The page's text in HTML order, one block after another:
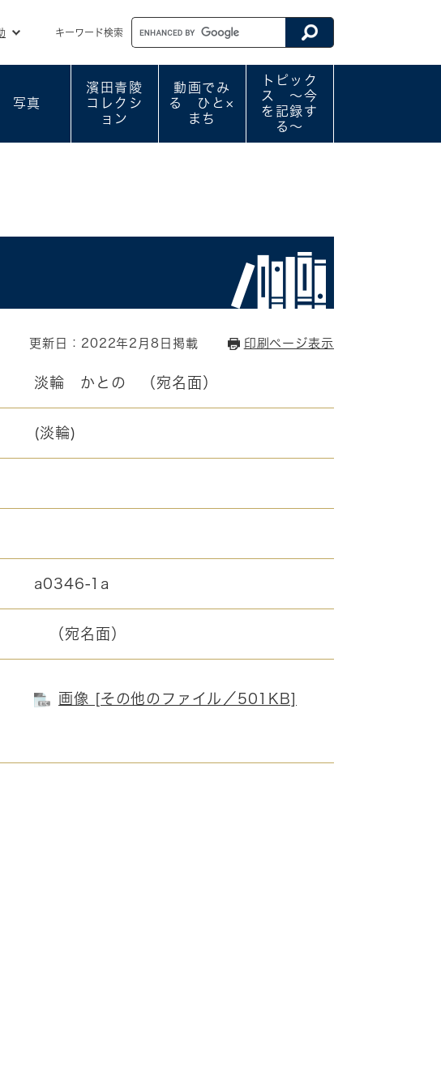
キーワード検索
写真
濱田青陵
コレクシ
ョン
動画でみ
る ひと×
まち
トピック
ス ～今
を記録す
る～
更新日：2022年2月8日掲載 印刷ページ表示
淡輪 かとの （宛名面）
(淡輪)
a0346-1a
（宛名面）
画像 [その他のファイル／501KB]